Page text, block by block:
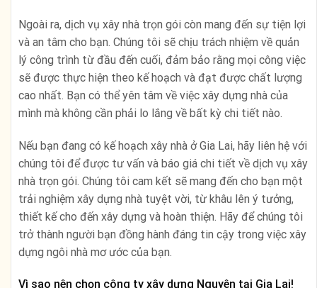
Ngoài ra, dịch vụ xây nhà trọn gói còn mang đến sự tiện lợi
và an tâm cho bạn. Chúng tôi sẽ chịu trách nhiệm về quản
lý công trình từ đầu đến cuối, đảm bảo rằng mọi công việc
sẽ được thực hiện theo kế hoạch và đạt được chất lượng
cao nhất. Bạn có thể yên tâm về việc xây dựng nhà của
mình mà không cần phải lo lắng về bất kỳ chi tiết nào.
Nếu bạn đang có kế hoạch xây nhà ở Gia Lai, hãy liên hệ với
chúng tôi để được tư vấn và báo giá chi tiết về dịch vụ xây
nhà trọn gói. Chúng tôi cam kết sẽ mang đến cho bạn một
trải nghiệm xây dựng nhà tuyệt vời, từ khâu lên ý tưởng,
thiết kế cho đến xây dựng và hoàn thiện. Hãy để chúng tôi
trở thành người bạn đồng hành đáng tin cậy trong việc xây
dựng ngôi nhà mơ ước của bạn.
Vì sao nên chọn công ty xây dựng Nguyên tại Gia Lai!